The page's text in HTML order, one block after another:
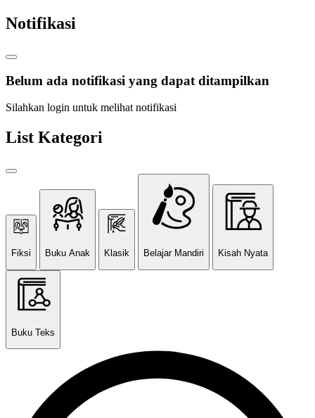
Notifikasi
Belum ada notifikasi yang dapat ditampilkan
Silahkan login untuk melihat notifikasi
List Kategori
Fiksi Buku Anak Klasik Belajar Mandiri Kisah Nyata
Buku Teks